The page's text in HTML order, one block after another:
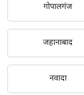
गोपालगंज
जहानाबाद
नवादा